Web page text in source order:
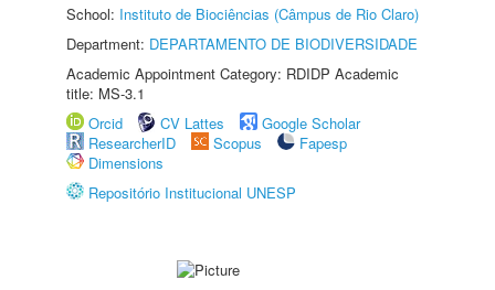
School: Instituto de Biociências (Câmpus de Rio Claro)
Department: DEPARTAMENTO DE BIODIVERSIDADE
Academic Appointment Category: RDIDP Academic
title: MS-3.1
Orcid
CV Lattes
Google Scholar
ResearcherID
Scopus
Fapesp
Dimensions
Repositório Institucional UNESP